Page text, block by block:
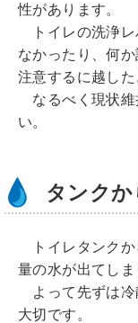
性があります。
トイレの洗浄レ
なかったり、何
注意するに越した
なるべく現状維
い。
タンク
トイレタンクか
量の水が出てしま
よって先ずは冷
大切です。